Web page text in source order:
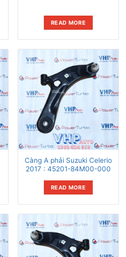
READ MORE
Càng A phải Suzuki Celerio
2017 : 45201-84M00-000
READ MORE